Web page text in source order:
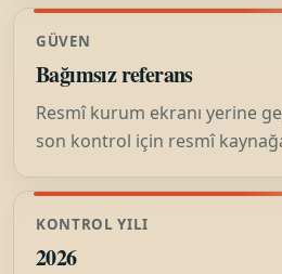
GÜVEN
Bağımsız referans
Resmî kurum ekranı yerine
son kontrol için resmî
KONTROL YILI
2026